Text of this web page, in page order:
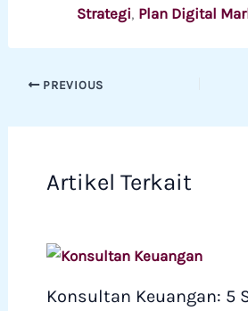
Strategi, Plan Digital
PREVIOUS
Artikel Terkait
Konsultan Keuangan: 5